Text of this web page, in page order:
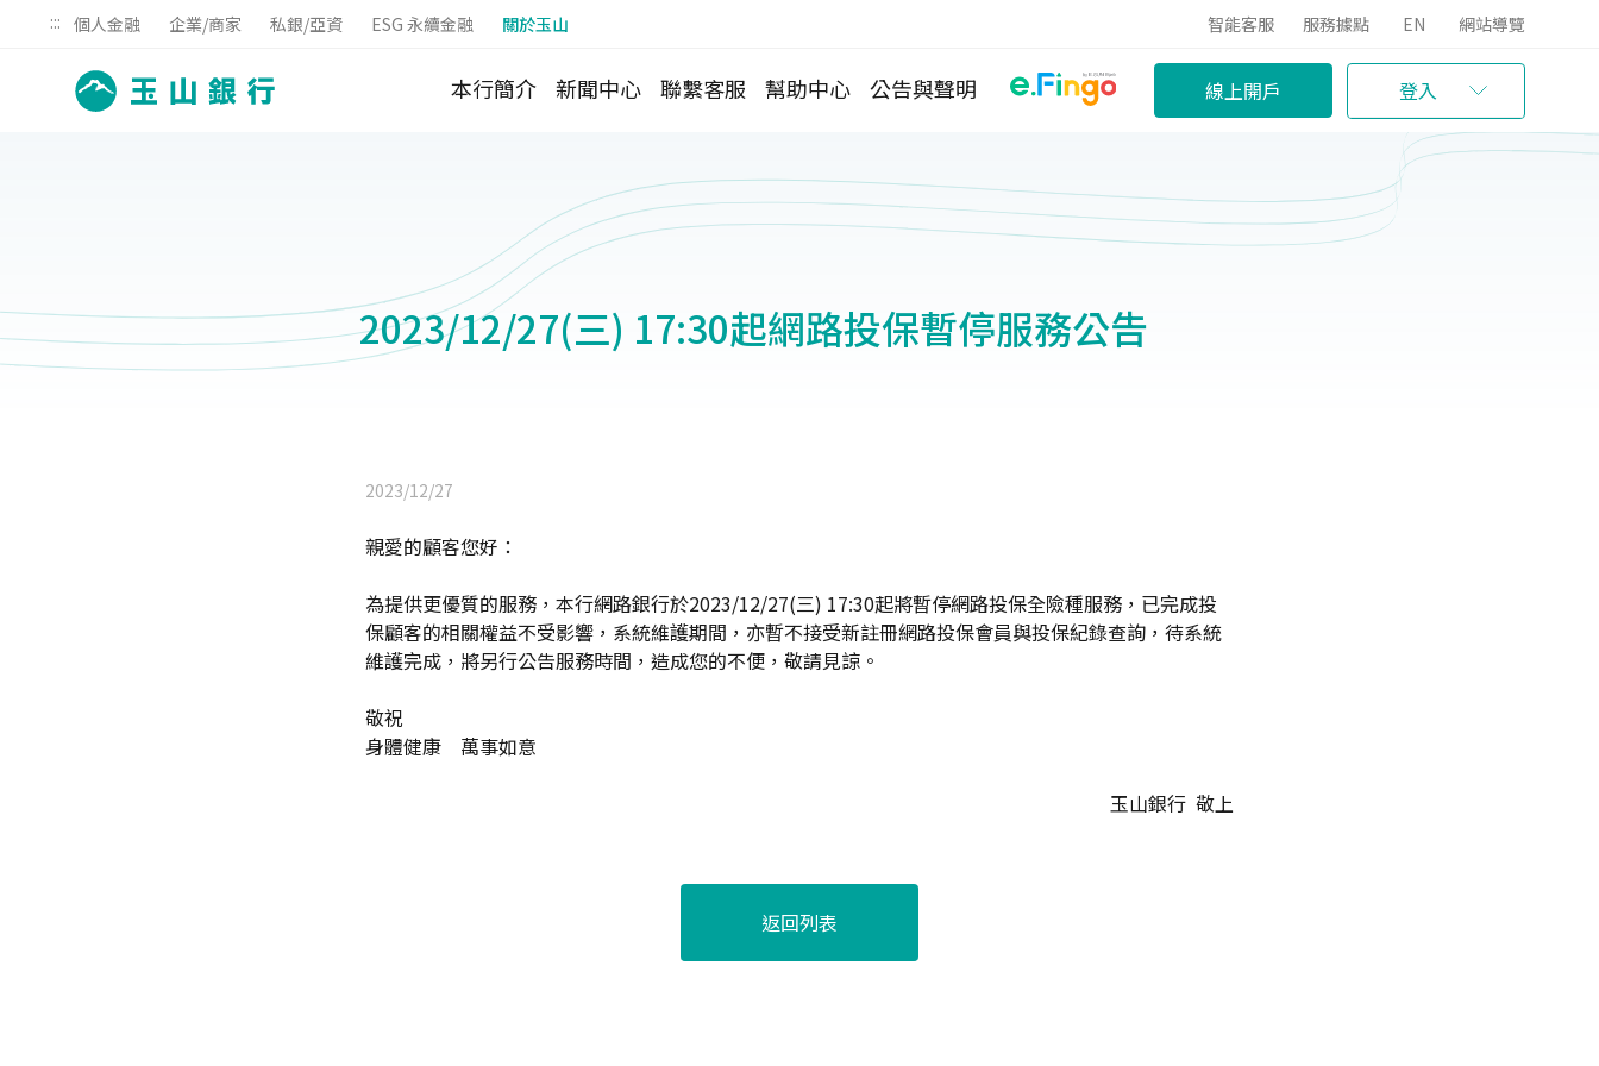
::: 個人金融 企業/商家 私銀/亞資 ESG 永續金融 關於玉山 智能客服 服務據點 EN 網站導覽
本行簡介 新聞中心 聯繫客服 幫助中心 公告與聲明 線上開戶 登入
2023/12/27(三) 17:30起網路投保暫停服務公告
2023/12/27
親愛的顧客您好：
為提供更優質的服務，本行網路銀行於2023/12/27(三) 17:30起將暫停網路投保全險種服務，已完成投
保顧客的相關權益不受影響，系統維護期間，亦暫不接受新註冊網路投保會員與投保紀錄查詢，待系統
維護完成，將另行公告服務時間，造成您的不便，敬請見諒。
敬祝
身體健康 萬事如意
玉山銀行 敬上
返回列表